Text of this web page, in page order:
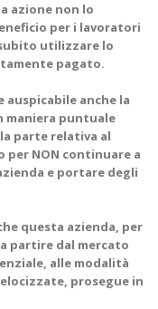
azione non lo
per i lavoratori
subito utilizzare lo
pagato.
auspicabile anche la
maniera puntuale
parte relativa al
per NON continuare a
e portare degli
questa azienda, per
partire dal mercato
alle modalità
prosegue in